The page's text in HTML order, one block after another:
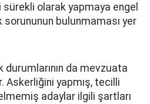
olarak yapmaya engel
bulunmaması yer
durumlarının da mevzuata
Askerliğini yapmış, tecilli
adaylar ilgili şartları